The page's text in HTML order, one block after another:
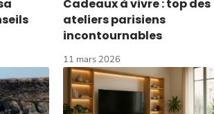
Cadeaux à vivre : top des
ateliers parisiens
incontournables
11 mars 2026